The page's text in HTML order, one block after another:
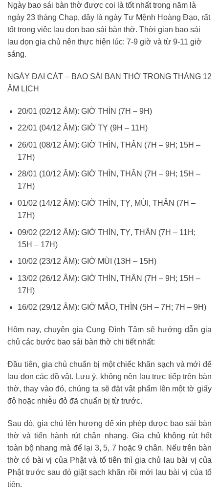
Ngày bao sái bàn thờ được coi là tốt nhất trong năm là
ngày 23 tháng Chạp, đây là ngày Tư Mệnh Hoàng Đạo, rất
tốt trong việc lau dọn bao sái bàn thờ. Thời gian bao sái
lau dọn gia chủ nên thực hiện lúc: 7-9 giờ và từ 9-11 giờ
sáng.
NGÀY ĐẠI CÁT – BAO SÁI BAN THỜ TRONG THÁNG 12
ÂM LỊCH
20/01 (02/12 ÂM): GIỜ THÌN (7H – 9H)
22/01 (04/12 ÂM): GIỜ TỴ (9H – 11H)
26/01 (08/12 ÂM): GIỜ THÌN, THÂN (7H – 9H; 15H –
17H)
28/01 (10/12 ÂM): GIỜ THÌN, THÂN (7H – 9H; 15H –
17H)
01/02 (14/12 ÂM): GIỜ THÌN, TỴ, MÙI, THÂN (7H –
17H)
09/02 (22/12 ÂM): GIỜ THÌN, TỴ, THÂN (7H – 11H;
15H – 17H)
10/02 (23/12 ÂM): GIỜ MÙI (13H – 15H)
13/02 (26/12 ÂM): GIỜ THÌN, THÂN (7H – 9H; 15H –
17H)
16/02 (29/12 ÂM): GIỜ MÃO, THÌN (5H – 7H; 7H – 9H)
Hôm nay, chuyên gia Cung Đình Tâm sẽ hướng dẫn gia
chủ các bước bao sái bàn thờ chi tiết nhất:
Đầu tiên, gia chủ chuẩn bị một chiếc khăn sạch và mới để
lau dọn các đồ vật. Lưu ý, không nên lau trực tiếp trên bàn
thờ, thay vào đó, chúng ta sẽ đặt vật phẩm lên một tờ giấy
đỏ hoặc nhiễu đỏ đã chuẩn bị từ trước.
Sau đó, gia chủ lên hương để xin phép được bao sái bàn
thờ và tiến hành rút chân nhang. Gia chủ không rút hết
toàn bộ nhang mà để lại 3, 5, 7 hoặc 9 chân. Nếu trên bàn
thờ có bài vị của Phật và tổ tiên thì gia chủ lau bài vị của
Phật trước sau đó giặt sạch khăn rồi mới lau bài vị của tổ
tiên.